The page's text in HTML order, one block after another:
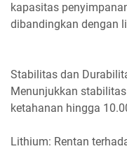
kapasitas
dibandingkan dengan
Stabilitas dan
Menunjukkan
ketahanan hingga
Lithium: Rentan